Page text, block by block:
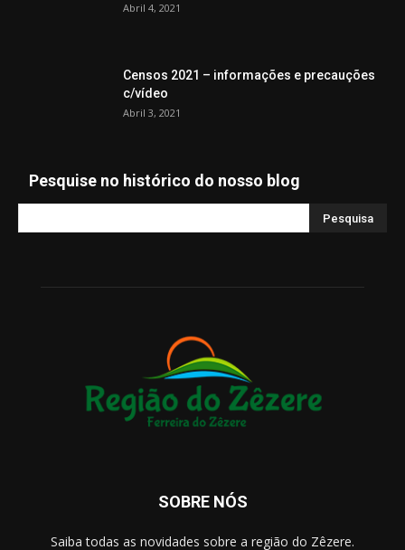
Abril 4, 2021
Censos 2021 – informações e precauções
c/vídeo
Abril 3, 2021
Pesquise no histórico do nosso blog
SOBRE NÓS
Saiba todas as novidades sobre a região do Zêzere.